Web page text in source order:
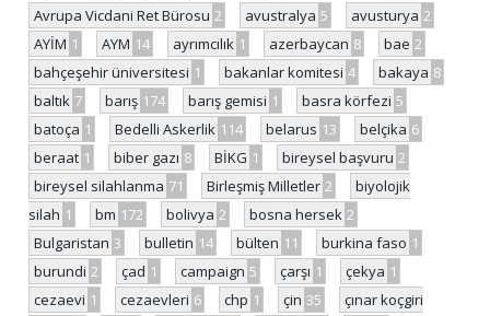
Avrupa Vicdani Ret Bürosu 2 avustralya 5 avusturya 2
AYİM 1 AYM 14 ayrımcılık 1 azerbaycan 8 bae 2
bahçeşehir üniversitesi 1 bakanlar komitesi 4 bakaya 8
baltık 7 barış 174 barış gemisi 1 basra körfezi 5
batoça 1 Bedelli Askerlik 114 belarus 13 belçika 6
beraat 1 biber gazı 8 BİKG 1 bireysel başvuru 2
bireysel silahlanma 71 Birleşmiş Milletler 2
biyolojik
silah 1 bm 172 bolivya 2 bosna hersek 2
Bulgaristan 3 bulletin 14 bülten 11 burkina faso 1
burundi 2 çad 1 campaign 5 çarşı 1 çekya 1
cezaevi 1 cezaevleri 6 chp 1 çin 35
çınar koçgiri